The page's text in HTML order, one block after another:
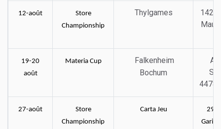
12-août
Store
Championship
Thylgames
142
19-20
août
Materia Cup
Falkenheim
Bochum
27-août
Store
Championship
Carta Jeu